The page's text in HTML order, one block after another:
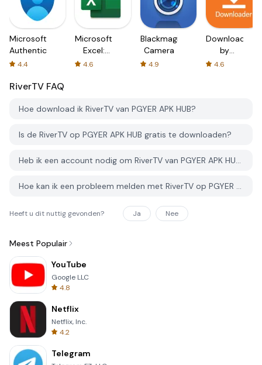
Microsoft
Authenticator
4.4
Microsoft
Excel:
Spreadsheets
4.6
Blackmagic
Camera
4.9
Downloader
by
AFTVnews
4.6
RiverTV FAQ
Hoe download ik RiverTV van PGYER APK HUB?
Is de RiverTV op PGYER APK HUB gratis te downloaden?
Heb ik een account nodig om RiverTV van PGYER APK HUB te downloaden?
Hoe kan ik een probleem melden met RiverTV op PGYER APK HUB?
Heeft u dit nuttig gevonden? Ja Nee
Meest Populair
YouTube
Google LLC
4.8
Netflix
Netflix, Inc.
4.2
Telegram